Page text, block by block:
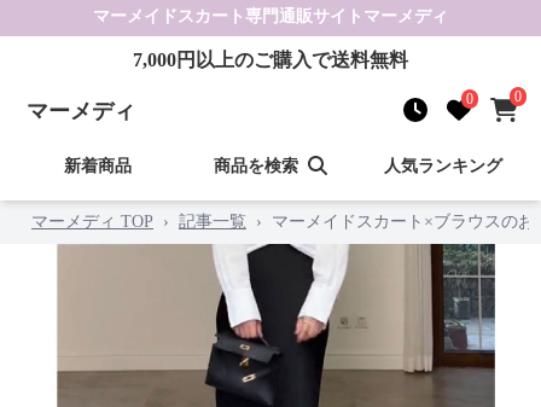
マーメイドスカート 専門通販サイト マーメディ
7,000円以上のご購入で送料無料
マーメディ 0 0
新着商品 商品を検索 人気ランキング
マーメディ TOP › 記事一覧 › マーメイドスカート×ブラウスの